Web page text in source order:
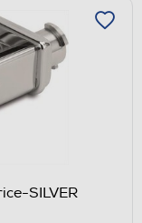
SILVER